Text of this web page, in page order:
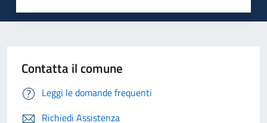
Contatta il comune
Leggi le domande frequenti
Richiedi Assistenza